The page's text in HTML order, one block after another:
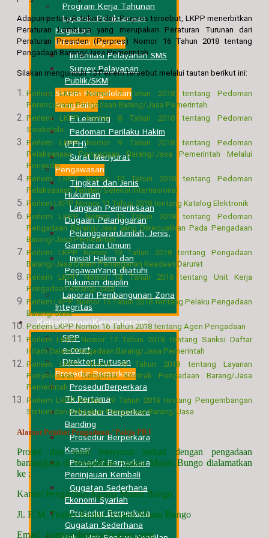
Program Kerja Tahunan
Laporan Pelaksanaan
Kegiatan
Informasi Layanan
Informasi Pelayanan SMS
Survey Pelayanan
Publik/SKM
Sistem Pengelolaan
Pengadilan
E Learning
Pedoman Perilaku Hakim
(PPH)
Surat Menyurat
Pengawasan
Tingkat dan Jenis
Hukuman
Langkah Pemeriksaan
Dugaan Pelanggaran
PelanggaranJumlah, Jenis,
Gambaran Umum
Inisial Hakim dan
PegawaiYang dijatuhi
hukuman disiplin
Laporan Pembangunan Zona
Integritas
KepaniteraanKepaniteraan
SIPP
e-court
Direktori Putusan
Prosedur Berperkara
ProsedurBerperkara
Tk.Pertama
Prosedur Berperkara
Banding
Prosedur Berperkara
Kasasi
Prosedur Berperkara
Peninjauan Kembali
Gugatan Sederhana
Ekonomi Syariah
Prosedur Berperkara
Gugatan Sederhana
Adapun petunjuk teknis dari Perpres tersebut, LKPP menerbitkan
Peraturan Lembaga yang merupakan Peraturan Turunan dari
Peraturan Presiden (Perpres) Nomor 16 Tahun 2018 tentang
Pengadaan Barang/Jasa Pemerintah.
Silakan mengunduh 13 Perlem tersebut melalui tautan berikut ini:
Perlem LKPP Nomor 7 Tahun 2018 tentang Pedoman
Perencanaan Pengadaan Barang/Jasa Pemerintah
Perlem LKPP Nomor 8 Tahun 2018 tentang Pedoman
Swakelola
Perlem LKPP Nomor 9 Tahun 2018 tentang Pedoman
Pelaksanaan Pengadaan Barang/Jasa Pemerintah Melalui
Penyedia
Perlem LKPP Nomor 10 Tahun 2018 tentang Pedoman
Pelaksanaan Tender/Seleksi Internasional
Perlem LKPP Nomor 11 Tahun 2018 tentang Katalog Elektronik
Perlem LKPP Nomor 12 Tahun 2018 tentang Pedoman
Pengadaan Barang/Jasa yang Dikecualikan Pada Pengadaan
Barang/Jasa Pemerintah
Perlem LKPP Nomor 13 Tahun 2018 tentang Pengadaan
Barang/Jasa Dalam Penanganan Keadaan Darurat
Perlem LKPP Nomor 14 Tahun 2018 tentang Unit Kerja
Pengadaan Barang/Jasa
Perlem LKPP Nomor 15 Tahun 2018 tentang Pelaku Pengadaan
Barang/Jasa
Perlem LKPP Nomor 16 Tahun 2018 tentang Agen Pengadaan
Perlem LKPP Nomor 17 Tahun 2018 tentang Sanksi Daftar
Hitam Dalam Pengadaan Barang/Jasa Pemerintah
Perlem LKPP Nomor 18 Tahun 2018 tentang Layanan
Penyelesaian Sengketa Kontrak Pengadaan Barang/Jasa
Pemerintah
Perlem LKPP Nomor 19 Tahun 2018 tentang Pengembangan
Sistem dan Kebijakan Pengadaan Barang/Jasa
Alamat Pejabat Pengadaan / Pokja PBJ
Proses dan surat menyurat terkait dengan pengadaan
barang/jasa di Pengadilan Agama Muara Bungo dialamatkan
ke :
Kantor Pengadilan Agama Muara Bungo
Jl. R.M. Thaher Rimbo Tengah Muara Bungo
Email :pamuarabungo@yahoo.com